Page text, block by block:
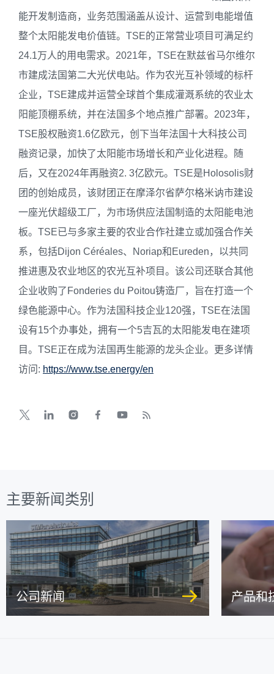
能开发制造商，业务范围涵盖从设计、运营到电能增值
整个太阳能发电价值链。TSE的正常营业项目可满足约
24.1万人的用电需求。2021年，TSE在默兹省马尔维尔
市建成法国第二大光伏电站。作为农光互补领域的标杆
企业，TSE建成并运营全球首个集成灌溉系统的农业太
阳能顶棚系统，并在法国多个地点推广部署。2023年，
TSE股权融资1.6亿欧元，创下当年法国十大科技公司
融资记录，加快了太阳能市场增长和产业化进程。随
后，又在2024年再融资2. 3亿欧元。TSE是Holosolis财
团的创始成员，该财团正在摩泽尔省萨尔格米讷市建设
一座光伏超级工厂，为市场供应法国制造的太阳能电池
板。TSE已与多家主要的农业合作社建立或加强合作关
系，包括Dijon Céréales、Noriap和Eureden，以共同
推进惠及农业地区的农光互补项目。该公司还联合其他
企业收购了Fonderies du Poitou铸造厂，旨在打造一个
绿色能源中心。作为法国科技企业120强，TSE在法国
设有15个办事处，拥有一个5吉瓦的太阳能发电在建项
目。TSE正在成为法国再生能源的龙头企业。更多详情
访问: https://www.tse.energy/en
主要新闻类别
公司新闻 产品和